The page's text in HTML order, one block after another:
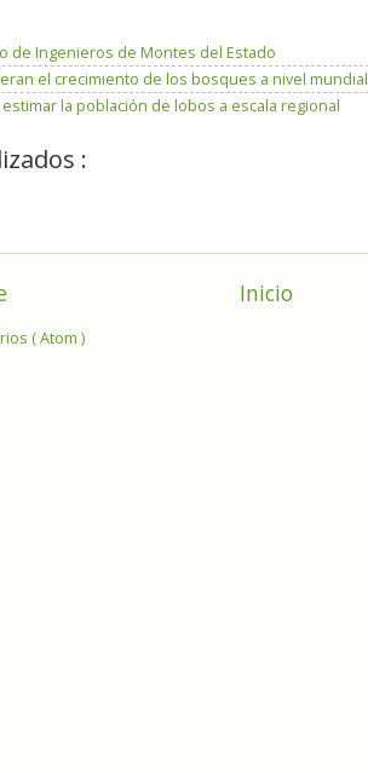
de Ingenieros de Montes del Estado
el crecimiento de los bosques a nivel mundial
la población de lobos a escala regional
:
Inicio
( Atom )